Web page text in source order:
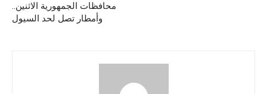
محافظات الجمهورية الاثنين..
وأمطار تصل لحد السيول